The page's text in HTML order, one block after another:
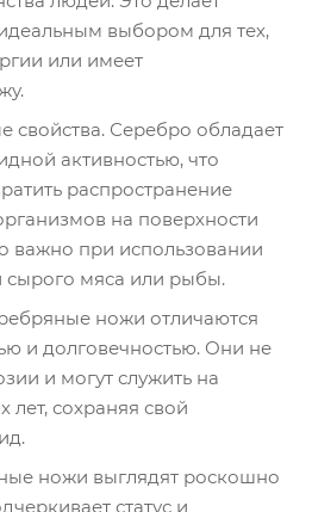
выбором для тех,
или имеет
свойства. Серебро обладает
активностью, что
распространение
на поверхности
важно при использовании
сырого мяса или рыбы.
ножи отличаются
и долговечностью. Они не
и могут служить на
лет, сохраняя свой
ножи выглядят роскошно
статус и